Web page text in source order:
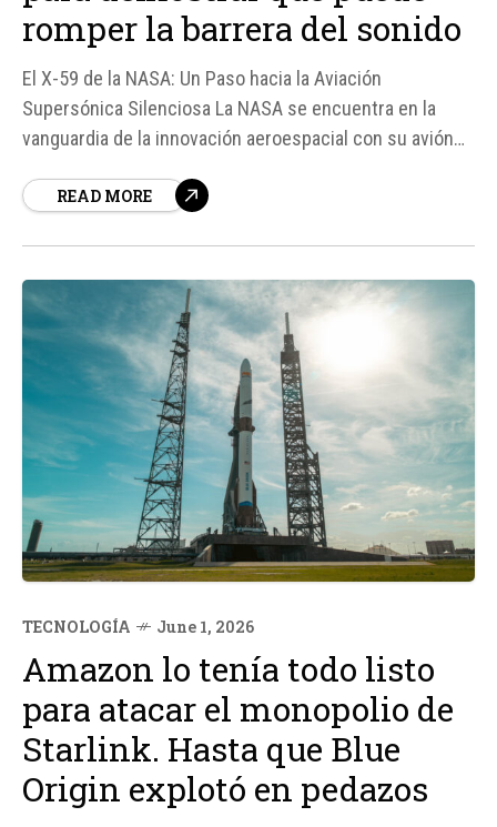
romper la barrera del sonido
El X-59 de la NASA: Un Paso hacia la Aviación
Supersónica Silenciosa La NASA se encuentra en la
vanguardia de la innovación aeroespacial con su avión
sonido de manera más silenciosa que nunca. Este
READ MORE
TECNOLOGÍA June 1, 2026
Amazon lo tenía todo listo
para atacar el monopolio de
Starlink. Hasta que Blue
Origin explotó en pedazos